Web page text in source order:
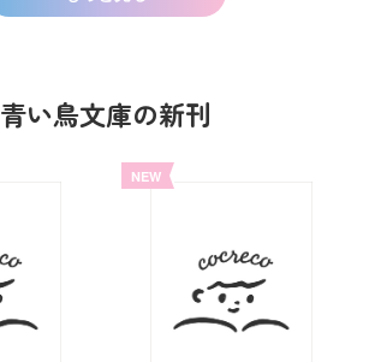
青い鳥文庫の新刊
NEW